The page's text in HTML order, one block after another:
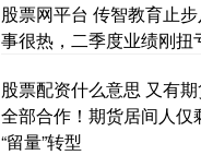
股票网平台 传智教育止
事很热，二季度业绩刚扭
股票配资什么意思 又有
全部合作！期货居间人仅
“留量”转型